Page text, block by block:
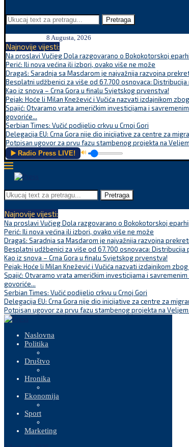
Pretraga
8 Augusta, 2026
Najnovije vijesti:
Na proslavi Vučjeg Dola razgovarano o Bokokotorskoj
Perić: Ili nova većina ili izbori, ovako više ne može
Dragaš: Saradnja sa Masdarom je najvažnija razvojna
Besplatni udžbenici za više od 67.700 osnovaca:
Kao iz snova – Crna Gora u finalu Svjetskog prvenstva!
Pejak: Hoće li Milan Knežević i Vučića nazvati izdajnikom
Spajić: Otvaramo vrata američkim investicijama i
govoriće...
Serbian Times: Vučić podijelio crkvu u Crnoj Gori
Delegacija EU: Crna Gora nije dio inicijative za centre za
Potpisan ugovor za prvu fazu stambenog projekta na
▶️ Radio Press LIVE! 🔊
Pretraga
Najnovije vijesti:
Na proslavi Vučjeg Dola razgovarano o Bokokotorskoj
Perić: Ili nova većina ili izbori, ovako više ne može
Dragaš: Saradnja sa Masdarom je najvažnija razvojna
Besplatni udžbenici za više od 67.700 osnovaca: Distribucija
Kao iz snova – Crna Gora u finalu Svjetskog prvenstva!
Pejak: Hoće li Milan Knežević i Vučića nazvati izdajnikom
Spajić: Otvaramo vrata američkim investicijama i
govoriće...
Serbian Times: Vučić podijelio crkvu u Crnoj Gori
Delegacija EU: Crna Gora nije dio inicijative za centre za
Potpisan ugovor za prvu fazu stambenog projekta na
Naslovna
Politika
Društvo
Hronika
Ekonomija
Sport
Marketing